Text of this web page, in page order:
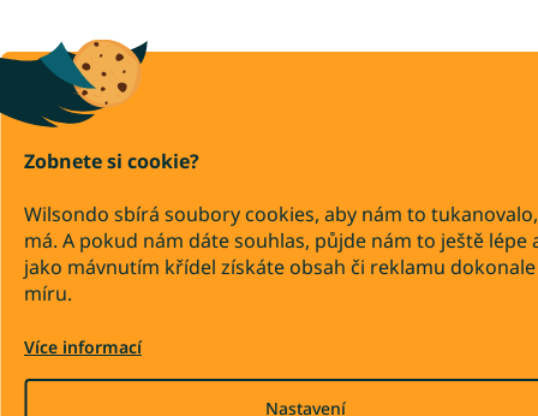
Zobnete si cookie?
Wilsondo sbírá soubory cookies, aby nám to
má. A pokud nám dáte souhlas, půjde nám to ještě lépe
jako mávnutím křídel získáte obsah či reklamu
míru.
Více informací
Nastavení